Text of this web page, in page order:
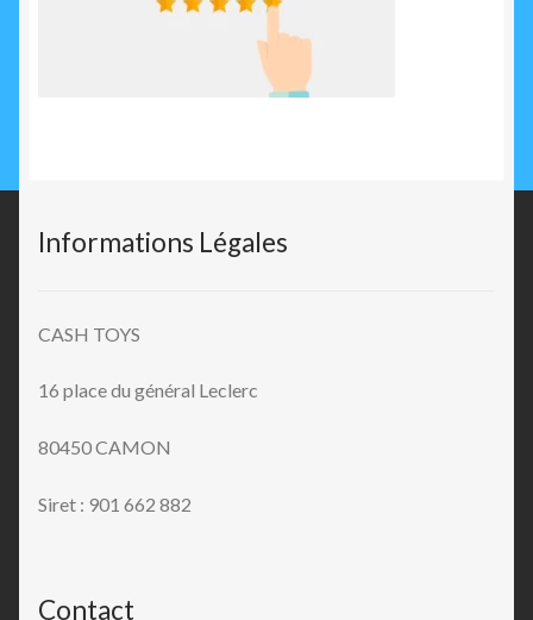
Informations Légales
CASH TOYS
16 place du général Leclerc
80450 CAMON
Siret : 901 662 882
Contact